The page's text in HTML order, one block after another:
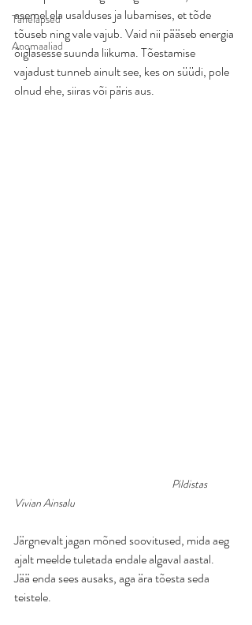
Tähelapsed
Anomaaliad
asemel ela usalduses ja lubamises, et tõde
tõuseb ning vale vajub. Vaid nii pääseb energia
õiglasesse suunda liikuma. Tõestamise
vajadust tunneb ainult see, kes on süüdi, pole
olnud ehe, siiras või päris aus.
Pildistas
Vivian Ainsalu
Järgnevalt jagan mõned soovitused, mida aeg
ajalt meelde tuletada endale algaval aastal.
Jää enda sees ausaks, aga ära tõesta seda
teistele.